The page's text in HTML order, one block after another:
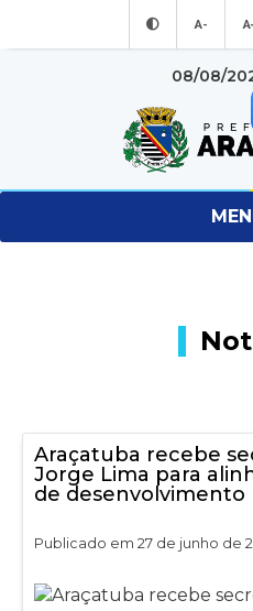
A-
08/08/
Araçatuba recebe
Jorge Lima para
de desenvolvimento
Publicado em 27 de junho de